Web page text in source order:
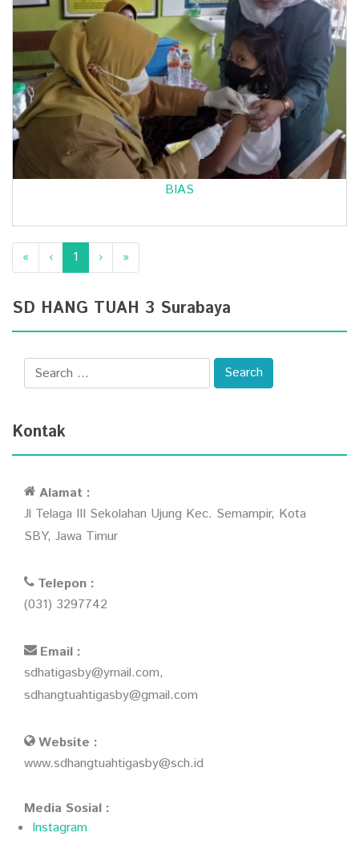
SD HANG TUAH 3 Surabaya
Kontak
Alamat :
Jl Telaga III Sekolahan Ujung Kec. Semampir, Kota
SBY, Jawa Timur
Telepon :
(031) 3297742
Email :
sdhatigasby@ymail.com,
sdhangtuahtigasby@gmail.com
Website :
www.sdhangtuahtigasby@sch.id
Media Sosial :
Instagram
BIAS
« ‹ 1 › »